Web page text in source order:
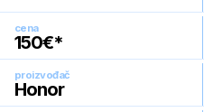
cena
150€*
proizvođač
Honor